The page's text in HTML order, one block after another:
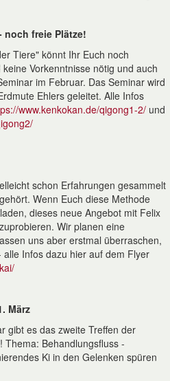
noch freie Plätze!
Tiere" könnt Ihr Euch noch
Vorkenntnisse nötig und auch
im Februar. Das Seminar wird
Ehlers geleitet. Alle Infos
www.kenkokan.de/qigong1-2/ und
schon Erfahrungen gesammelt
Wenn Euch diese Methode
dieses neue Angebot mit Felix
Wir planen eine
uns aber erstmal überraschen,
Infos dazu hier auf dem Flyer
März
gibt es das zweite Treffen der
Thema: Behandlungsfluss -
Ki in den Gelenken spüren